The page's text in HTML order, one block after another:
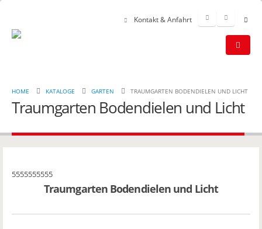
Kontakt & Anfahrt
HOME KATALOGE GARTEN TRAUMGARTEN BODENDIELEN UND LICHT
Traumgarten Bodendielen und Licht
5555555555
Traumgarten Bodendielen und Licht